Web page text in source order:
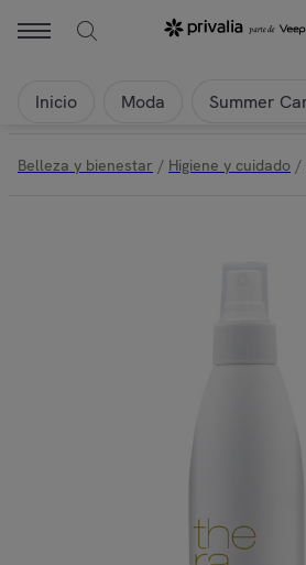
Inicio Moda Summer
Belleza y bienestar / Higiene y cuidado /